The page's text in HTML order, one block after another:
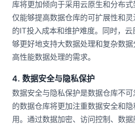
库将更加倾向于采用云原生和分布
仅能够提高数据仓库的可扩展性和
的IT投入成本和维护难度。同时，
够更好地支持大数据处理和复杂数
高性能数据处理的需求。
4. 数据安全与隐私保护
数据安全与隐私保护是数据仓库不
的数据仓库将更加注重数据安全和
用。通过数据加密、访问控制、数